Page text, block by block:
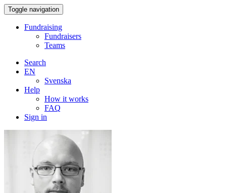
Toggle navigation
Fundraising
Fundraisers
Teams
Search
EN
Svenska
Help
How it works
FAQ
Sign in